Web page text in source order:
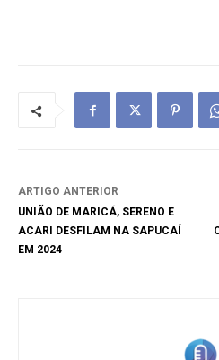
ARTIGO ANTERIOR
UNIÃO DE MARICÁ, SERENO E
ACARI DESFILAM NA SAPUCAÍ
EM 2024